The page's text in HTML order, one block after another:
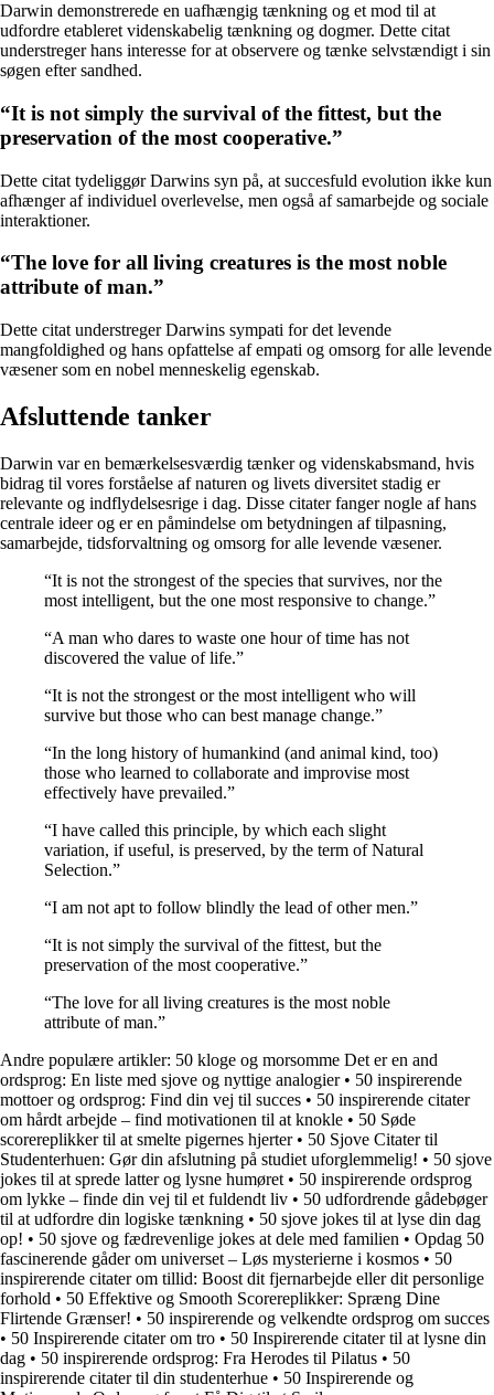
Darwin demonstrerede en uafhængig tænkning og et mod til at
udfordre etableret videnskabelig tænkning og dogmer. Dette citat
understreger hans interesse for at observere og tænke selvstændigt i sin
søgen efter sandhed.
“It is not simply the survival of the fittest, but the
preservation of the most cooperative.”
Dette citat tydeliggør Darwins syn på, at succesfuld evolution ikke kun
afhænger af individuel overlevelse, men også af samarbejde og sociale
interaktioner.
“The love for all living creatures is the most noble
attribute of man.”
Dette citat understreger Darwins sympati for det levende
mangfoldighed og hans opfattelse af empati og omsorg for alle levende
væsener som en nobel menneskelig egenskab.
Afsluttende tanker
Darwin var en bemærkelsesværdig tænker og videnskabsmand, hvis
bidrag til vores forståelse af naturen og livets diversitet stadig er
relevante og indflydelsesrige i dag. Disse citater fanger nogle af hans
centrale ideer og er en påmindelse om betydningen af ​​tilpasning,
samarbejde, tidsforvaltning og omsorg for alle levende væsener.
“It is not the strongest of the species that survives, nor the
most intelligent, but the one most responsive to change.”
“A man who dares to waste one hour of time has not
discovered the value of life.”
“It is not the strongest or the most intelligent who will
survive but those who can best manage change.”
“In the long history of humankind (and animal kind, too)
those who learned to collaborate and improvise most
effectively have prevailed.”
“I have called this principle, by which each slight
variation, if useful, is preserved, by the term of Natural
Selection.”
“I am not apt to follow blindly the lead of other men.”
“It is not simply the survival of the fittest, but the
preservation of the most cooperative.”
“The love for all living creatures is the most noble
attribute of man.”
Andre populære artikler: 50 kloge og morsomme Det er en and
ordsprog: En liste med sjove og nyttige analogier• 50 inspirerende
mottoer og ordsprog: Find din vej til succes • 50 inspirerende citater
om hårdt arbejde – find motivationen til at knokle • 50 Søde
scorereplikker til at smelte pigernes hjerter• 50 Sjove Citater til
Studenterhuen: Gør din afslutning på studiet uforglemmelig! • 50 sjove
jokes til at sprede latter og lysne humøret • 50 inspirerende ordsprog
om lykke – finde din vej til et fuldendt liv • 50 udfordrende gådebøger
til at udfordre din logiske tænkning • 50 sjove jokes til at lyse din dag
op! • 50 sjove og fædrevenlige jokes at dele med familien • Opdag 50
fascinerende gåder om universet – Løs mysterierne i kosmos • 50
inspirerende citater om tillid: Boost dit fjernarbejde eller dit personlige
forhold • 50 Effektive og Smooth Scorereplikker: Spræng Dine
Flirtende Grænser! • 50 inspirerende og velkendte ordsprog om succes
• 50 Inspirerende citater om tro • 50 Inspirerende citater til at lysne din
dag • 50 inspirerende ordsprog: Fra Herodes til Pilatus • 50
inspirerende citater til din studenterhue • 50 Inspirerende og